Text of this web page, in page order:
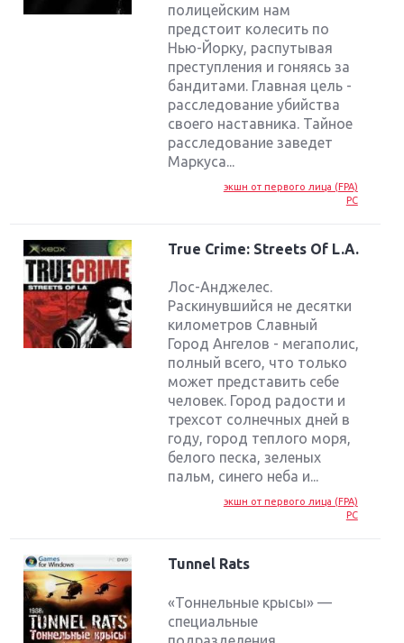
полицейским нам
предстоит колесить по
Нью-Йорку, распутывая
преступления и гоняясь за
бандитами. Главная цель -
расследование убийства
своего наставника. Тайное
расследование заведет
Маркуса...
экшн от первого лица (FPA)
PC
True Crime: Streets Of L.A.
Лос-Анджелес.
Раскинувшийся не десятки
километров Славный
Город Ангелов - мегаполис,
полный всего, что только
может представить себе
человек. Город радости и
трехсот солнечных дней в
году, город теплого моря,
белого песка, зеленых
пальм, синего неба и...
экшн от первого лица (FPA)
PC
Tunnel Rats
«Тоннельные крысы» —
специальные